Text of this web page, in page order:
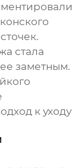
стала
заметным.
к уходу